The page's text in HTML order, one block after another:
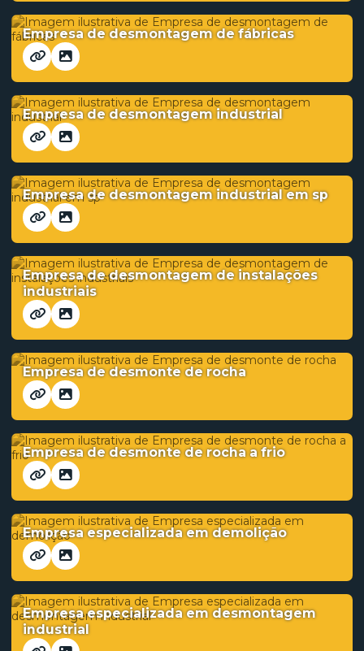
Empresa de desmontagem de fábricas
Empresa de desmontagem industrial
Empresa de desmontagem industrial em sp
Empresa de desmontagem de instalações
industriais
Empresa de desmonte de rocha
Empresa de desmonte de rocha a frio
Empresa especializada em demolição
Empresa especializada em desmontagem
industrial